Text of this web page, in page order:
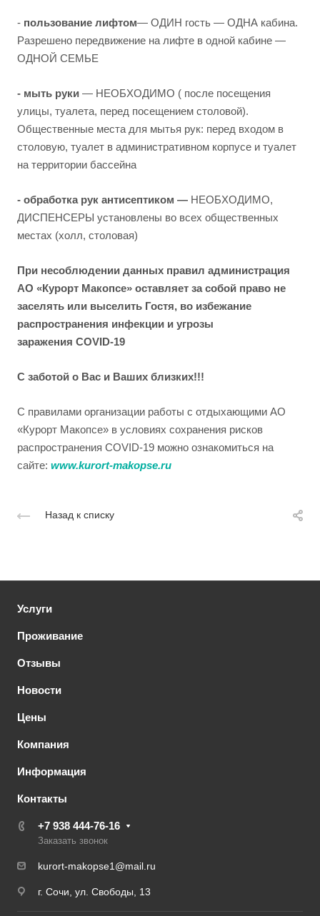
- пользование лифтом— ОДИН гость — ОДНА кабина.
Разрешено передвижение на лифте в одной кабине —
ОДНОЙ СЕМЬЕ
- мыть руки — НЕОБХОДИМО ( после посещения
улицы, туалета, перед посещением столовой).
Общественные места для мытья рук: перед входом в
столовую, туалет в административном корпусе и туалет
на территории бассейна
- обработка рук антисептиком — НЕОБХОДИМО,
ДИСПЕНСЕРЫ установлены во всех общественных
местах (холл, столовая)
При несоблюдении данных правил администрация
АО «Курорт Макопсе» оставляет за собой право не
заселять или выселить Гостя, во избежание
распространения инфекции и угрозы
заражения COVID-19
С заботой о Вас и Ваших близких!!!
С правилами организации работы с отдыхающими АО
«Курорт Макопсе» в условиях сохранения рисков
распространения COVID-19 можно ознакомиться на
сайте: www.kurort-makopse.ru
Назад к списку
Услуги
Проживание
Отзывы
Новости
Цены
Компания
Информация
Контакты
+7 938 444-76-16
Заказать звонок
kurort-makopse1@mail.ru
г. Сочи, ул. Свободы, 13